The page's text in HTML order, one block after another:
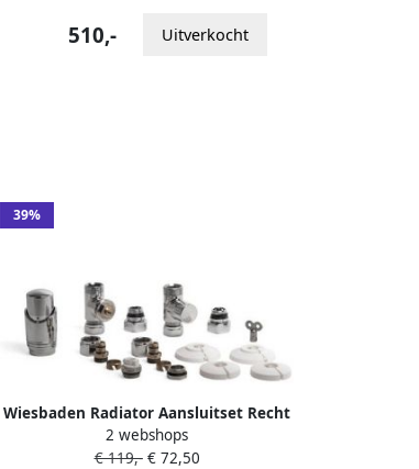
510,- Uitverkocht
39%
Wiesbaden Radiator Aansluitset Recht
Chroom (Voor zij-aansluiting)
2 webshops
€ 119,-€ 72,50